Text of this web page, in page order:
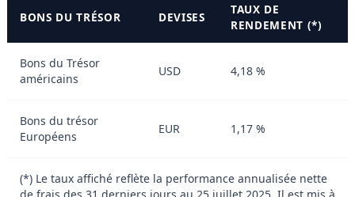
BONS DU TRÉSOR DEVISES
TAUX DE
RENDEMENT (*)
Bons du Trésor
américains
USD 4,18 %
Bons du trésor
Européens
EUR 1,17 %
(*) Le taux affiché reflète la performance annualisée nette
de frais des 31 derniers jours au 25 juillet 2025. Il est mis à